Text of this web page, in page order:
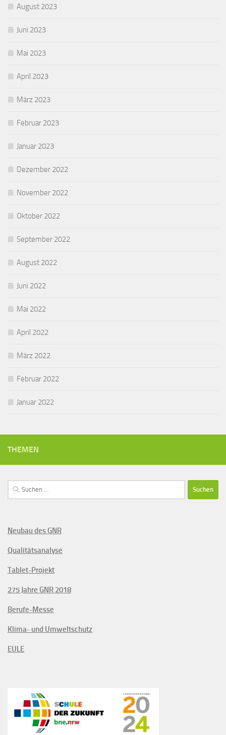
August 2023
Juni 2023
Mai 2023
April 2023
März 2023
Februar 2023
Januar 2023
Dezember 2022
November 2022
Oktober 2022
September 2022
August 2022
Juni 2022
Mai 2022
April 2022
März 2022
Februar 2022
Januar 2022
THEMEN
Suchen
nach:
Neubau des GNR
Qualitätsanalyse
Tablet-Projekt
275 Jahre GNR 2018
Berufe-Messe
Klima- und Umweltschutz
EULE